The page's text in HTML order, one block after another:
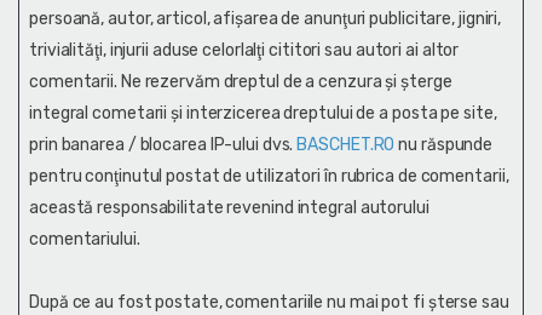
persoană, autor, articol, afişarea de anunţuri publicitare, jigniri,
trivialităţi, injurii aduse celorlalţi cititori sau autori ai altor
comentarii. Ne rezervăm dreptul de a cenzura și şterge
integral cometarii și interzicerea dreptului de a posta pe site,
prin banarea / blocarea IP-ului dvs.BASCHET.RO nu răspunde
pentru conţinutul postat de utilizatori în rubrica de comentarii,
această responsabilitate revenind integral autorului
comentariului.
După ce au fost postate, comentariile nu mai pot fi șterse sau